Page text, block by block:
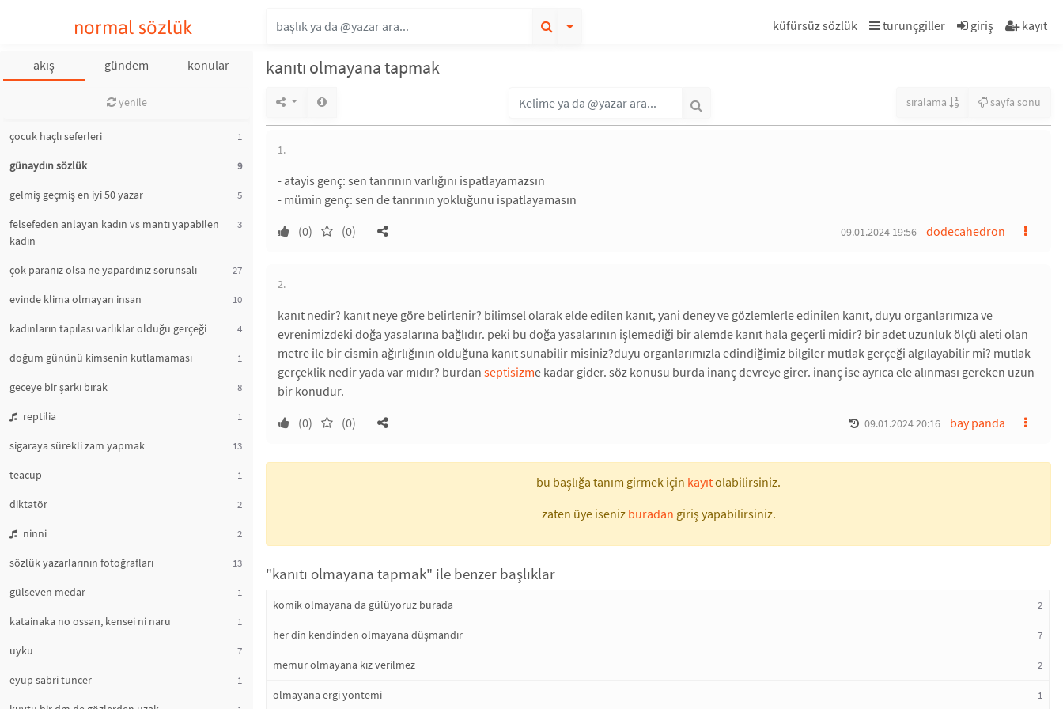
normal sözlük küfürsüz sözlük turunçgiller giriş kayıt
akış gündem konular
yenile
çocuk haçlı seferleri 1
günaydın sözlük 9
gelmiş geçmiş en iyi 50 yazar 5
felsefeden anlayan kadın vs mantı yapabilen
kadın
3
çok paranız olsa ne yapardınız sorunsalı 27
evinde klima olmayan insan 10
kadınların tapılası varlıklar olduğu gerçeği 4
doğum gününü kimsenin kutlamaması 1
geceye bir şarkı bırak 8
reptilia 1
sigaraya sürekli zam yapmak 13
teacup 1
diktatör 2
ninni 2
sözlük yazarlarının fotoğrafları 13
gülseven medar 1
katainaka no ossan, kensei ni naru 1
uyku 7
eyüp sabri tuncer 1
kanıtı olmayana tapmak
sıralama sayfa sonu
1.
- atayis genç: sen tanrının varlığını ispatlayamazsın
- mümin genç: sen de tanrının yokluğunu ispatlayamasın
(0)
(0) dodecahedron
09.01.2024 19:56
2.
kanıt nedir? kanıt neye göre belirlenir? bilimsel olarak elde edilen kanıt, yani deney ve gözlemlerle edinilen kanıt, duyu organlarımıza ve
evrenimizdeki doğa yasalarına bağlıdır. peki bu doğa yasalarının işlemediği bir alemde kanıt hala geçerli midir? bir adet uzunluk ölçü aleti olan
metre ile bir cismin ağırlığının olduğuna kanıt sunabilir misiniz?duyu organlarımızla edindiğimiz bilgiler mutlak gerçeği algılayabilir mi? mutlak
gerçeklik nedir yada var mıdır? burdan septisizme kadar gider. söz konusu burda inanç devreye girer. inanç ise ayrıca ele alınması gereken uzun
bir konudur.
(0)
(0) bay panda
09.01.2024 20:16
bu başlığa tanım girmek için kayıtolabilirsiniz.
zaten üye iseniz buradan giriş yapabilirsiniz.
"kanıtı olmayana tapmak" ile benzer başlıklar
komik olmayana da gülüyoruz burada 2
her din kendinden olmayana düşmandır 7
memur olmayana kız verilmez 2
olmayana ergi yöntemi 1